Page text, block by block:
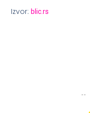
Izvor:blic.rs